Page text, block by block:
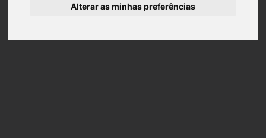
Alterar as minhas preferências